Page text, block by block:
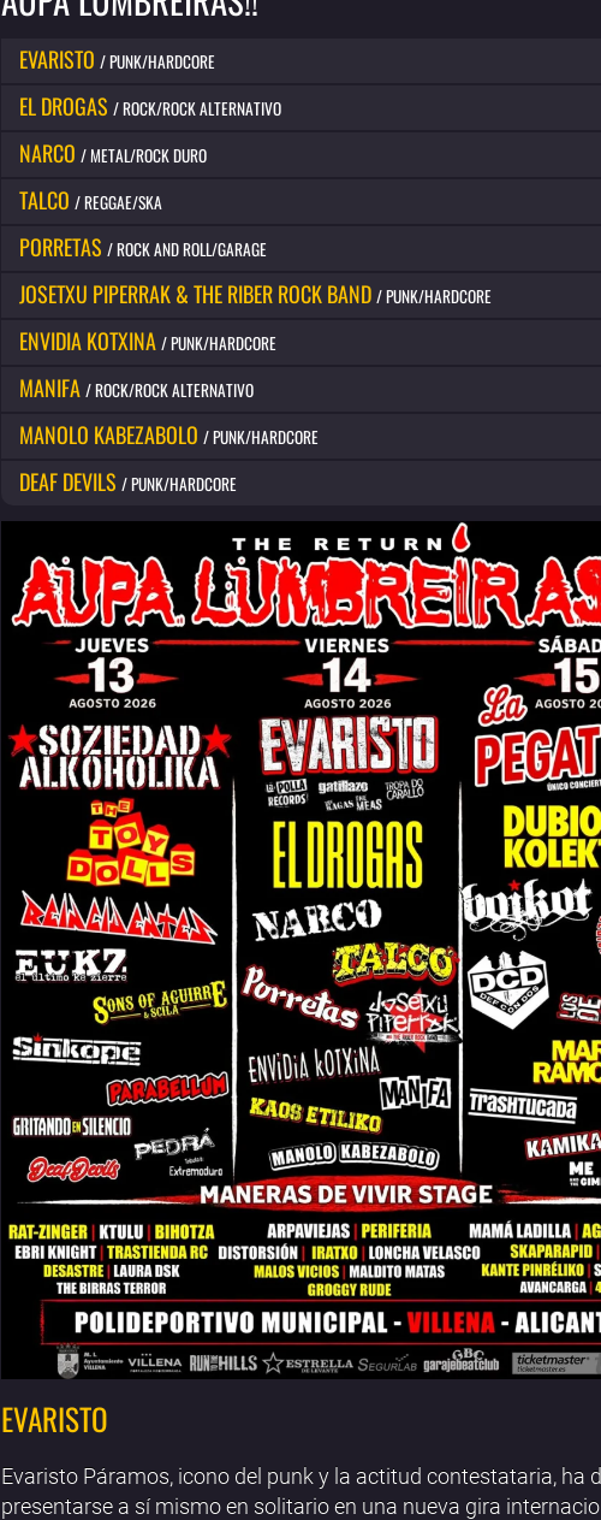
EVARISTO / PUNK/HARDCORE
EL DROGAS / ROCK/ROCK ALTERNATIVO
NARCO / METAL/ROCK DURO
TALCO / REGGAE/SKA
PORRETAS / ROCK AND ROLL/GARAGE
JOSETXU PIPERRAK & THE RIBER ROCK BAND / PUNK/HARDCORE
ENVIDIA KOTXINA / PUNK/HARDCORE
MANIFA / ROCK/ROCK ALTERNATIVO
MANOLO KABEZABOLO / PUNK/HARDCORE
DEAF DEVILS / PUNK/HARDCORE
EVARISTO
Evaristo Páramos, icono del punk y la actitud contestataria, ha
presentarse a sí mismo en solitario en una nueva gira